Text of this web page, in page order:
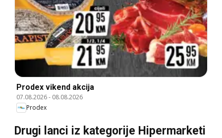
Prodex vikend akcija
07.08.2026- 08.08.2026
Prodex
Drugi lanci iz kategorije Hipermarketi